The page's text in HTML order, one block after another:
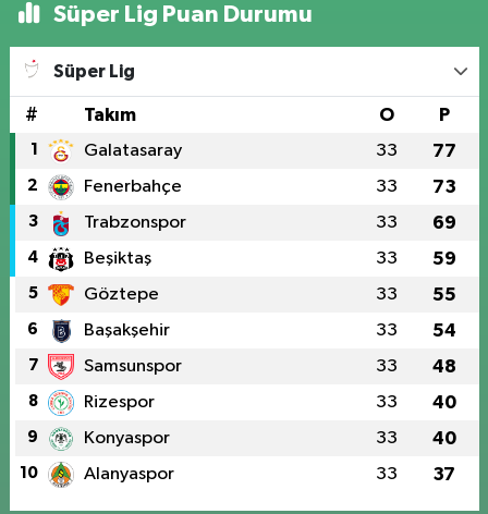
Süper Lig Puan Durumu
Süper Lig
# Takım O P
1 Galatasaray 33 77
2 Fenerbahçe 33 73
3 Trabzonspor 33 69
4 Beşiktaş 33 59
5 Göztepe 33 55
6 Başakşehir 33 54
7 Samsunspor 33 48
8 Rizespor 33 40
9 Konyaspor 33 40
10 Alanyaspor 33 37